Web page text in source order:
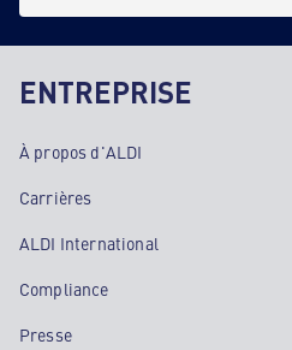
ENTREPRISE
À propos d'ALDI
Carrières
ALDI International
Compliance
Presse